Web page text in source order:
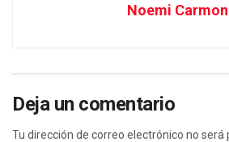
Noemi
Deja un comentario
Tu dirección de correo electrónico no será